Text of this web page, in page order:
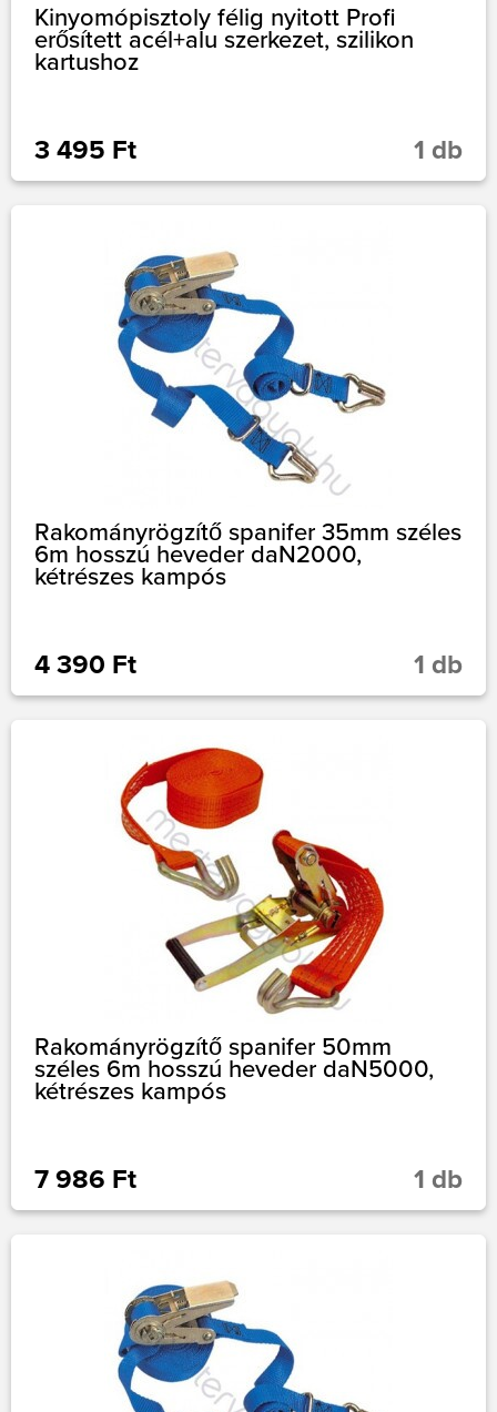
Kinyomópisztoly félig nyitott Profi
erősített acél+alu szerkezet, szilikon
kartushoz
3 495 Ft 1 db
Rakományrögzítő spanifer 35mm széles
6m hosszú heveder daN2000,
kétrészes kampós
4 390 Ft 1 db
Rakományrögzítő spanifer 50mm
széles 6m hosszú heveder daN5000,
kétrészes kampós
7 986 Ft 1 db